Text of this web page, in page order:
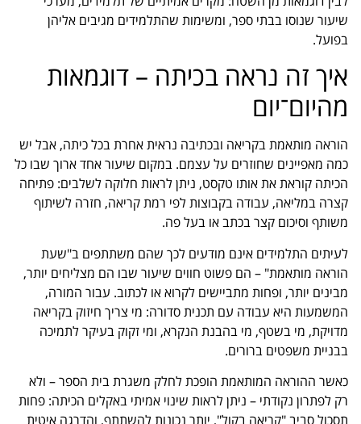
שיעור שנוסו בבתי ספר, ומשימות שהתלמידים מגיבים אליהן
בפועל.
איך זה נראה בכיתה – דוגמאות
מהיום־יום
הוראה מותאמת בקריאה ובכתיבה נראית אחרת בכל כיתה, אבל יש
כמה מאפיינים שחוזרים על עצמם. במקום שיעור אחד ארוך שבו כל
הכיתה קוראת את אותו טקסט, ניתן לראות חלוקה לשלבים: פתיחה
קצרה במליאה, עבודה בקבוצות לפי רמת קריאה, חזרה לשיתוף
משותף וסיכום קצר בכתב או בעל פה.
לעיתים התלמידים אינם מודעים לכך שהם משתתפים ב"שעת
הוראה מותאמת" – הם פשוט חווים שיעור שבו הם מצליחים יותר,
מבינים יותר, ופחות מתביישים לקרוא או לכתוב. עבור המורה,
המשמעות היא עבודה עם תכנית סדורה: מי צריך חיזוק בקריאה
מדויקת, מי בשטף, מי בהבנת הנקרא, ומי זקוק בעיקר לתמיכה
בבניית משפטים ברורים.
כאשר ההוראה המותאמת הופכת לחלק משגרת בית הספר – ולא
רק לפתרון נקודתי – ניתן לראות שינוי אמיתי באקלים הכיתה: פחות
תסכול סביב "קריאה בקול", יותר נכונות להשתתף, והדרגה איטית